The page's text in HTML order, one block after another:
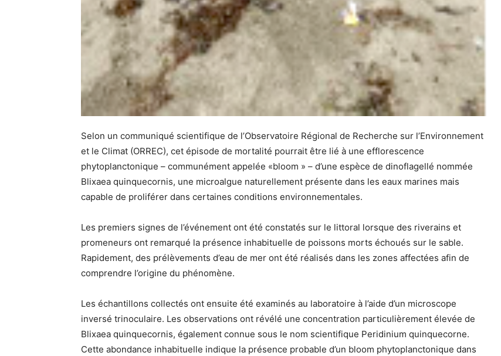
Selon un communiqué scientifique de l’Observatoire Régional de Recherche sur l’Environnement
et le Climat (ORREC), cet épisode de mortalité pourrait être lié à une efflorescence
phytoplanctonique – communément appelée «bloom » – d’une espèce de dinoflagellé nommée
Blixaea quinquecornis, une microalgue naturellement présente dans les eaux marines mais
capable de proliférer dans certaines conditions environnementales.
Les premiers signes de l’événement ont été constatés sur le littoral lorsque des riverains et
promeneurs ont remarqué la présence inhabituelle de poissons morts échoués sur le sable.
Rapidement, des prélèvements d’eau de mer ont été réalisés dans les zones affectées afin de
comprendre l’origine du phénomène.
Les échantillons collectés ont ensuite été examinés au laboratoire à l’aide d’un microscope
inversé trinoculaire. Les observations ont révélé une concentration particulièrement élevée de
Blixaea quinquecornis, également connue sous le nom scientifique Peridinium quinquecorne.
Cette abondance inhabituelle indique la présence probable d’un bloom phytoplanctonique dans